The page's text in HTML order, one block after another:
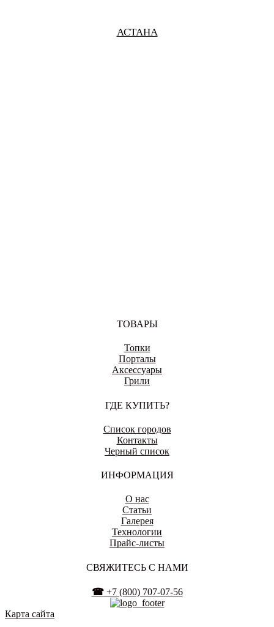
ВОЛГОГРАД
ЕКАТЕРИНБУРГ
ЕНАКИЕВО
ИВАНОВО
ИЖЕВСК
ИРКУТСК
АСТАНА
ТОВАРЫ
Топки
Порталы
Аксессуары
Грили
ГДЕ КУПИТЬ?
Список городов
Контакты
Черный список
ИНФОРМАЦИЯ
О нас
Статьи
Галерея
Технологии
Прайс-листы
СВЯЖИТЕСЬ С НАМИ
☎+7 (800) 707-07-56
Карта сайта